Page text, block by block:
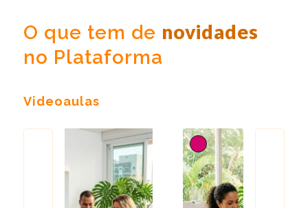
O que tem de novidades
no Plataforma
Videoaulas